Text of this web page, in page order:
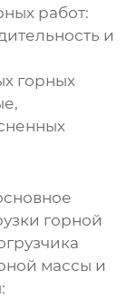
работ:
и
горных
горной
массы и